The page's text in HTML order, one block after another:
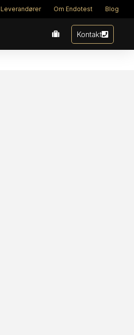
Leverandører Om Endotest Blog
Kontakt